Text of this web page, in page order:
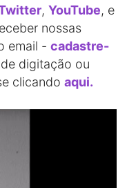
, YouTube, e
nossas
email - cadastre-
digitação ou
clicando aqui.